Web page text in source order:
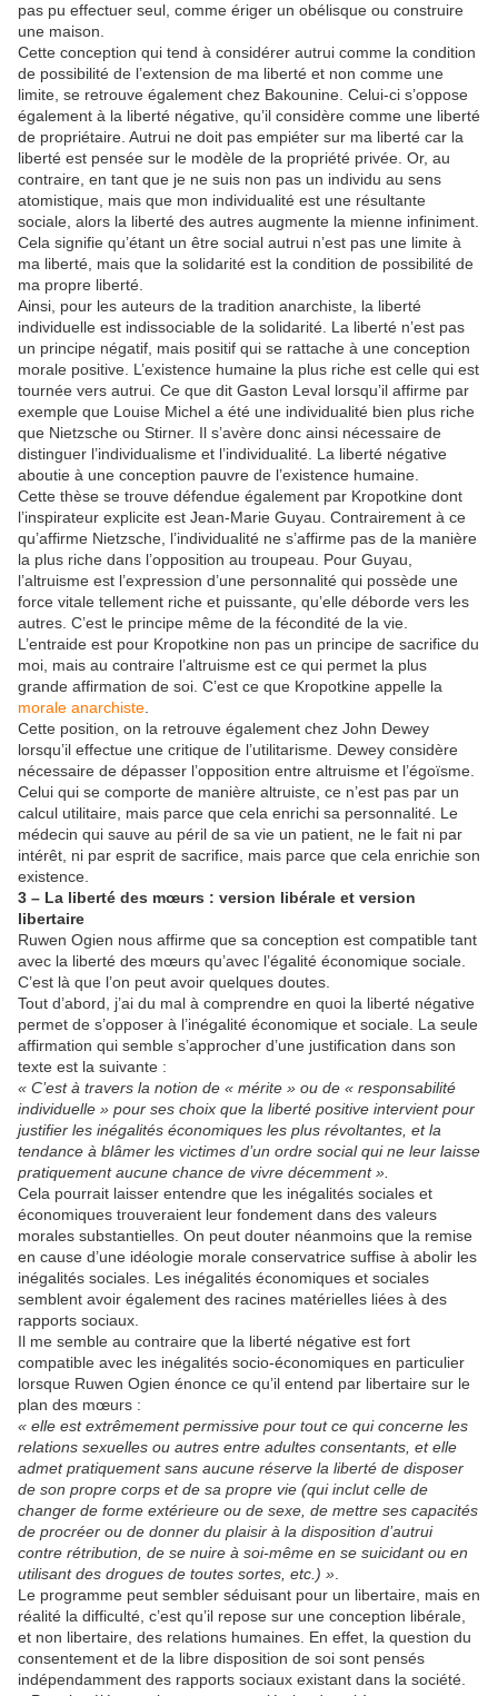
pas pu effectuer seul, comme ériger un obélisque ou construire
une maison.
Cette conception qui tend à considérer autrui comme la condition
de possibilité de l’extension de ma liberté et non comme une
limite, se retrouve également chez Bakounine. Celui-ci s’oppose
également à la liberté négative, qu’il considère comme une liberté
de propriétaire. Autrui ne doit pas empiéter sur ma liberté car la
liberté est pensée sur le modèle de la propriété privée. Or, au
contraire, en tant que je ne suis non pas un individu au sens
atomistique, mais que mon individualité est une résultante
sociale, alors la liberté des autres augmente la mienne infiniment.
Cela signifie qu’étant un être social autrui n’est pas une limite à
ma liberté, mais que la solidarité est la condition de possibilité de
ma propre liberté.
Ainsi, pour les auteurs de la tradition anarchiste, la liberté
individuelle est indissociable de la solidarité. La liberté n’est pas
un principe négatif, mais positif qui se rattache à une conception
morale positive. L’existence humaine la plus riche est celle qui est
tournée vers autrui. Ce que dit Gaston Leval lorsqu’il affirme par
exemple que Louise Michel a été une individualité bien plus riche
que Nietzsche ou Stirner. Il s’avère donc ainsi nécessaire de
distinguer l’individualisme et l’individualité. La liberté négative
aboutie à une conception pauvre de l’existence humaine.
Cette thèse se trouve défendue également par Kropotkine dont
l’inspirateur explicite est Jean-Marie Guyau. Contrairement à ce
qu’affirme Nietzsche, l’individualité ne s’affirme pas de la manière
la plus riche dans l’opposition au troupeau. Pour Guyau,
l’altruisme est l’expression d’une personnalité qui possède une
force vitale tellement riche et puissante, qu’elle déborde vers les
autres. C’est le principe même de la fécondité de la vie.
L’entraide est pour Kropotkine non pas un principe de sacrifice du
moi, mais au contraire l’altruisme est ce qui permet la plus
grande affirmation de soi. C’est ce que Kropotkine appelle la
morale anarchiste
Cette position, on la retrouve également chez John Dewey
lorsqu’il effectue une critique de l’utilitarisme. Dewey considère
nécessaire de dépasser l’opposition entre altruisme et l’égoïsme.
Celui qui se comporte de manière altruiste, ce n’est pas par un
calcul utilitaire, mais parce que cela enrichi sa personnalité. Le
médecin qui sauve au péril de sa vie un patient, ne le fait ni par
intérêt, ni par esprit de sacrifice, mais parce que cela enrichie son
existence.
3 – La liberté des mœurs : version libérale et version
libertaire
Ruwen Ogien nous affirme que sa conception est compatible tant
avec la liberté des mœurs qu’avec l’égalité économique sociale.
C’est là que l’on peut avoir quelques doutes.
Tout d’abord, j’ai du mal à comprendre en quoi la liberté négative
permet de s’opposer à l’inégalité économique et sociale. La seule
affirmation qui semble s’approcher d’une justification dans son
texte est la suivante :
« C’est à travers la notion de « mérite » ou de « responsabilité
individuelle » pour ses choix que la liberté positive intervient pour
justifier les inégalités économiques les plus révoltantes, et la
tendance à blâmer les victimes d’un ordre social qui ne leur laisse
pratiquement aucune chance de vivre décemment ».
Cela pourrait laisser entendre que les inégalités sociales et
économiques trouveraient leur fondement dans des valeurs
morales substantielles. On peut douter néanmoins que la remise
en cause d’une idéologie morale conservatrice suffise à abolir les
inégalités sociales. Les inégalités économiques et sociales
semblent avoir également des racines matérielles liées à des
rapports sociaux.
Il me semble au contraire que la liberté négative est fort
compatible avec les inégalités socio-économiques en particulier
lorsque Ruwen Ogien énonce ce qu’il entend par libertaire sur le
plan des mœurs :
« elle est extrêmement permissive pour tout ce qui concerne les
relations sexuelles ou autres entre adultes consentants, et elle
admet pratiquement sans aucune réserve la liberté de disposer
de son propre corps et de sa propre vie (qui inclut celle de
changer de forme extérieure ou de sexe, de mettre ses capacités
de procréer ou de donner du plaisir à la disposition d’autrui
contre rétribution, de se nuire à soi-même en se suicidant ou en
utilisant des drogues de toutes sortes, etc.) »
Le programme peut sembler séduisant pour un libertaire, mais en
réalité la difficulté, c’est qu’il repose sur une conception libérale,
et non libertaire, des relations humaines. En effet, la question du
consentement et de la libre disposition de soi sont pensés
indépendamment des rapports sociaux existant dans la société.